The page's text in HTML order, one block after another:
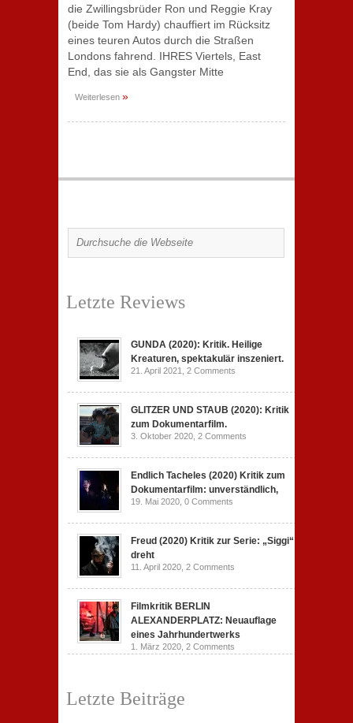
die Zwillingsbrüder Ron und Reggie Kray
(beide Tom Hardy) chauffiert im Rücksitz
eines teuren Autos durch die Straßen
Londons fahrend. IHRES Viertels, East
End, das sie als Gangster Mitte
Weiterlesen »
Letzte Reviews
GUNDA (2020): Kritik. Heilige
Kreaturen, spektakulär inszeniert.
21. April 2021, 2 Comments
GLITZER UND STAUB (2020): Kritik
zum Dokumentarfilm.
3. Oktober 2020, 2 Comments
Endlich Tacheles (2020) Kritik zum
Dokumentarfilm: unverständlich,
19. Mai 2020, 0 Comments
Freud (2020) Kritik zur Serie: „Siggi“
dreht
11. April 2020, 2 Comments
Filmkritik BERLIN
ALEXANDERPLATZ: Neuauflage
eines Jahrhundertwerks
1. März 2020, 2 Comments
Letzte Beiträge